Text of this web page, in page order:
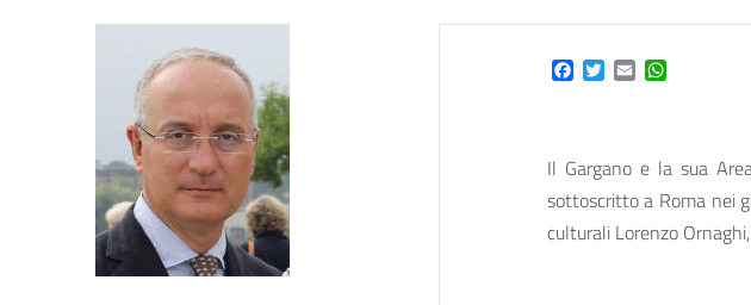
Facebook
Twitter
EmailWhatsApp
Il Gargano e la sua
sottoscritto a Roma nei
culturali Lorenzo